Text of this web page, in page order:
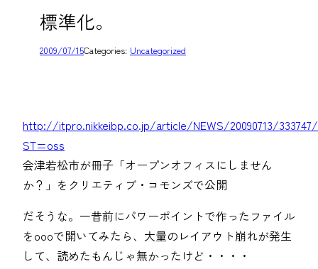
標準化。
2009/07/15Categories: Uncategorized
http://itpro.nikkeibp.co.jp/article/NEWS/20090713/
ST=oss
会津若松市が冊子「オープンオフィスにしません
か？」をクリエティブ・コモンズで公開
だそうな。一昔前にパワーポイントで作ったファイル
をoooで開いてみたら、大量のレイアウト崩れが発生
して、読めたもんじゃ無かったけど・・・・